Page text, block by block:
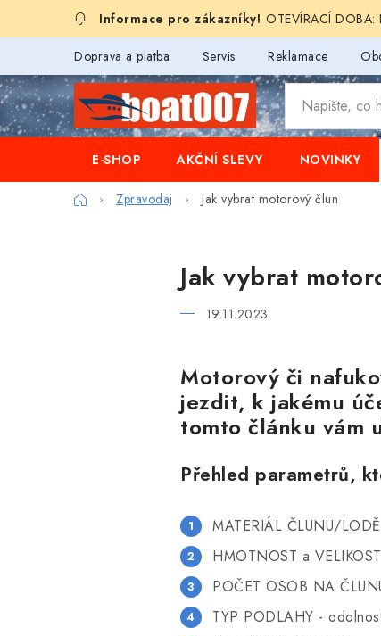
OTEVÍRACÍ
Doprava a platba Servis Reklamace
E-SHOP
AKČNÍ SLEVY NOVINKY
DomůZpravodaj Jak vybrat motorový člun
Jak vybrat
19.11.2023
Motorový či
jezdit, k jakému
tomto článku vám
Přehled parametrů,
MATERIÁL ČLUNU/
HMOTNOST a
POČET OSOB NA
TYP PODLAHY -